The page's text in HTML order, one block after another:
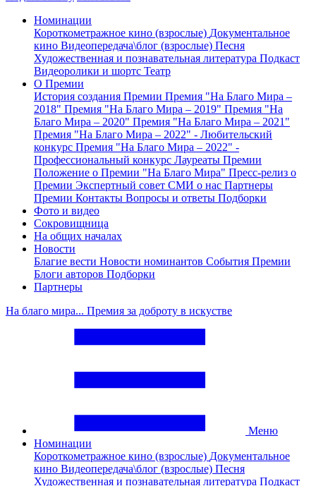
Номинации
Короткометражное кино (взрослые) Документальное
кино Видеопередача\блог (взрослые) Песня
Художественная и познавательная литература Подкаст
Видеоролики и шортс Театр
О Премии
История создания Премии Премия "На Благо Мира –
2018" Премия "На Благо Мира – 2019" Премия "На
Благо Мира – 2020" Премия "На Благо Мира – 2021"
Премия "На Благо Мира – 2022" - Любительский
конкурс Премия "На Благо Мира – 2022" -
Профессиональный конкурс Лауреаты Премии
Положение о Премии "На Благо Мира" Пресс-релиз о
Премии Экспертный совет СМИ о нас Партнеры
Премии Контакты Вопросы и ответы Подборки
Фото и видео
Сокровищница
На общих началах
Новости
Благие вести Новости номинантов События Премии
Блоги авторов Подборки
Партнеры
На благо мира... Премия за доброту в искустве
Меню
Номинации
Короткометражное кино (взрослые) Документальное
кино Видеопередача\блог (взрослые) Песня
Художественная и познавательная литература Подкаст